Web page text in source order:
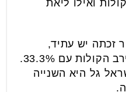
קיבל 9.7% מהקולות ואילו ליאת
זכתה יש עתיד,
מפלגתה של רוזנשיין במירב הקולות עם 33.3%.
גל היא השנייה